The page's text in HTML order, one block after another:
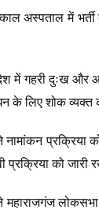
अस्पताल में
में गहरी दुःख और
के लिए शोक व्यक्त
नामांकन
प्रक्रिया को
महाराजगंज